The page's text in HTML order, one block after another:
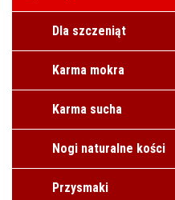
Dla szczeniąt
Karma mokra
Karma sucha
Nogi naturalne kości
Przysmaki